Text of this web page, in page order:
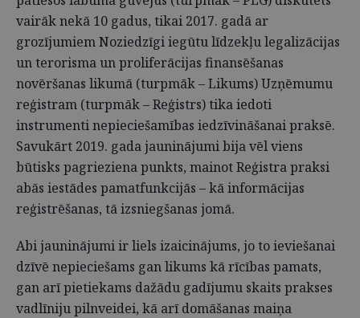
vairāk nekā 10 gadus, tikai 2017. gadā ar
grozījumiem Noziedzīgi iegūtu līdzekļu legalizācijas
un terorisma un proliferācijas finansēšanas
novēršanas likumā (turpmāk – Likums) Uzņēmumu
reģistram (turpmāk – Reģistrs) tika iedoti
instrumenti nepieciešamības iedzīvināšanai praksē.
Savukārt 2019. gada jauninājumi bija vēl viens
būtisks pagrieziena punkts, mainot Reģistra praksi
abās iestādes pamatfunkcijās – kā informācijas
reģistrēšanas, tā izsniegšanas jomā.
Abi jauninājumi ir liels izaicinājums, jo to ieviešanai
dzīvē nepieciešams gan likums kā rīcības pamats,
gan arī pietiekams dažādu gadījumu skaits prakses
vadlīniju pilnveidei, kā arī domāšanas maiņa